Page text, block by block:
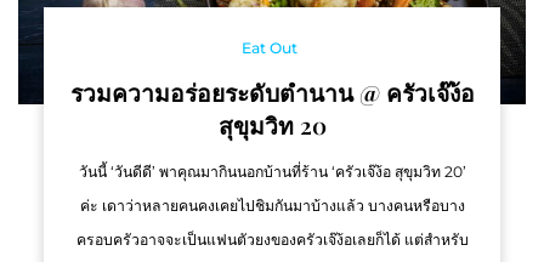
Eat Out
รวมความอร่อยระดับตำนาน @ ครัวเจ๊ง้อ
สุขุมวิท 20
วันนี้ ‘วันดีดี’ พาคุณมากินนอกบ้านที่ร้าน ‘ครัวเจ๊ง้อ สุขุมวิท 20’
ค่ะ เดาว่าหลายคนคงเคยไปชิมกันมาบ้างแล้ว บางคนหรือบาง
ครอบครัวอาจจะเป็นแฟนตัวยงของครัวเจ๊ง้อเลยก็ได้ แต่สำหรับ